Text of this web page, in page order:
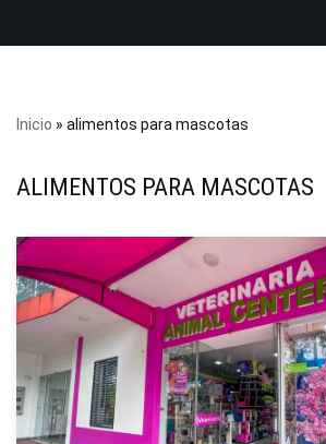
Inicio » alimentos para mascotas
ALIMENTOS PARA MASCOTAS